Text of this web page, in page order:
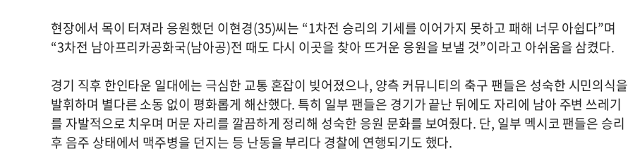
현장에서 목이 터져라 응원했던 이현경(35)씨는 “1차전 승리의 기세를 이어가지 못하고 패해 너무 아쉽다”며
“3차전 남아프리카공화국(남아공)전 때도 다시 이곳을 찾아 뜨거운 응원을 보낼 것”이라고 아쉬움을 삼켰다.
경기 직후 한인타운 일대에는 극심한 교통 혼잡이 빚어졌으나, 양측 커뮤니티의 축구 팬들은 성숙한 시민의식을
발휘하며 별다른 소동 없이 평화롭게 해산했다. 특히 일부 팬들은 경기가 끝난 뒤에도 자리에 남아 주변 쓰레기
를 자발적으로 치우며 머문 자리를 깔끔하게 정리해 성숙한 응원 문화를 보여줬다. 단, 일부 멕시코 팬들은 승리
후 음주 상태에서 맥주병을 던지는 등 난동을 부리다 경찰에 연행되기도 했다.